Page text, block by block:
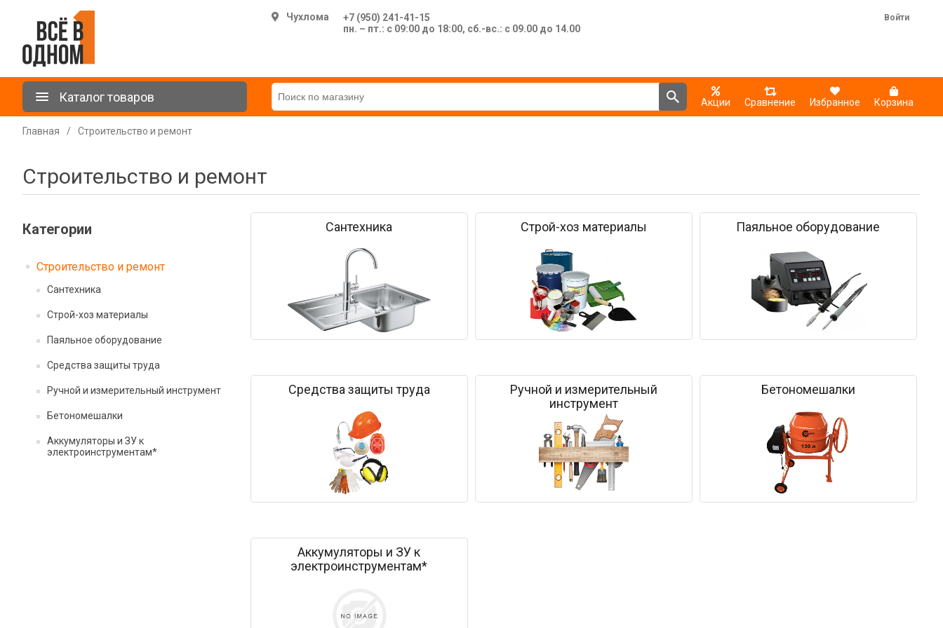
Чухлома
+7 (950) 241-41-15
пн. – пт.: с 09:00 до 18:00, сб.-вс.: с 09.00 до 14.00
Войти
Каталог товаров Акции Сравнение Избранное Корзина
Главная / Строительство и ремонт
Строительство и ремонт
Категории
Строительство и ремонт
Сантехника
Строй-хоз материалы
Паяльное оборудование
Средства защиты труда
Ручной и измерительный инструмент
Бетономешалки
Аккумуляторы и ЗУ к
электроинструментам*
Сантехника Строй-хоз материалы Паяльное оборудование
Средства защиты труда
Ручной и измерительный
инструмент
Бетономешалки
Аккумуляторы и ЗУ к
электроинструментам*